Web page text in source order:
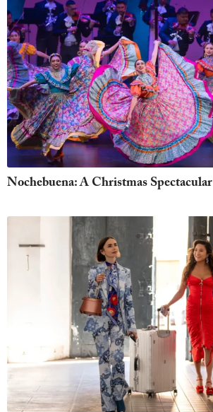
Nochebuena: A Christmas Spectacular